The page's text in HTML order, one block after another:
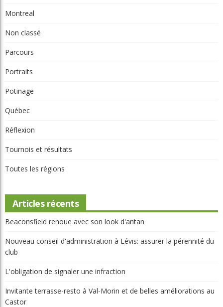
Montreal
Non classé
Parcours
Portraits
Potinage
Québec
Réflexion
Tournois et résultats
Toutes les régions
Articles récents
Beaconsfield renoue avec son look d'antan
Nouveau conseil d'administration à Lévis: assurer la pérennité du
club
L'obligation de signaler une infraction
Invitante terrasse-resto à Val-Morin et de belles améliorations au
Castor